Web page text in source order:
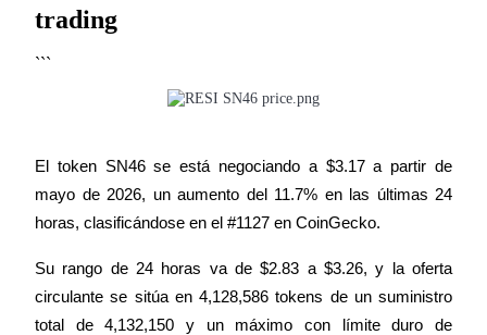
Obtenga más información sobre cómo obtener ingresos pasivos
trading
```
El token SN46 se está negociando a $3.17 a partir de
mayo de 2026, un aumento del 11.7% en las últimas 24
horas, clasificándose en el #1127 en CoinGecko.
Su rango de 24 horas va de $2.83 a $3.26, y la oferta
circulante se sitúa en 4,128,586 tokens de un suministro
total de 4,132,150 y un máximo con límite duro de